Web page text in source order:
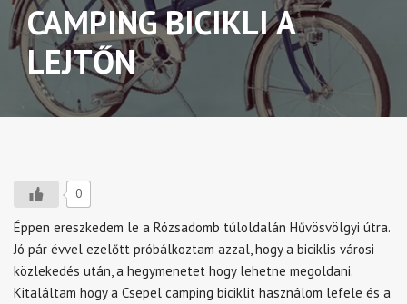
CAMPING BICIKLI A
LEJTŐN
0
Éppen ereszkedem le a Rózsadomb túloldalán Hűvösvölgyi útra.
Jó pár évvel ezelőtt próbálkoztam azzal, hogy a biciklis városi
közlekedés után, a hegymenetet hogy lehetne megoldani.
Kitaláltam hogy a Csepel camping biciklit használom lefele és a